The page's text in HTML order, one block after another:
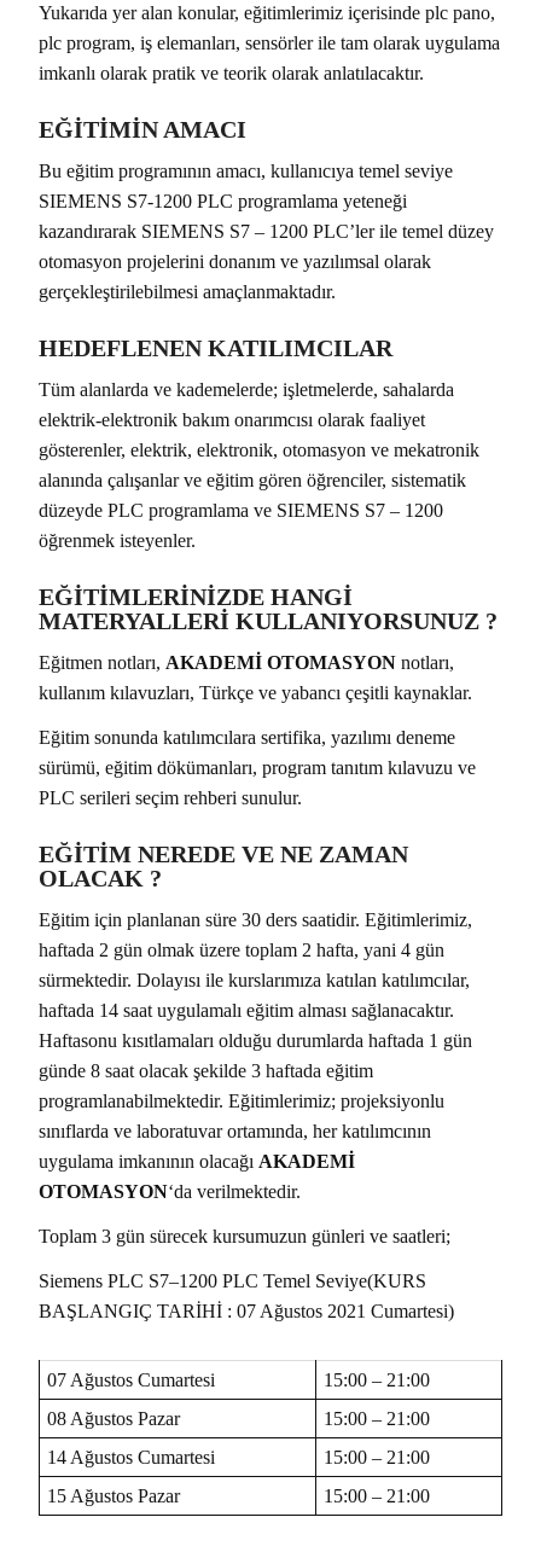
Yukarıda yer alan konular, eğitimlerimiz içerisinde plc pano,
plc program, iş elemanları, sensörler ile tam olarak uygulama
imkanlı olarak pratik ve teorik olarak anlatılacaktır.
EĞİTİMİN AMACI
Bu eğitim programının amacı, kullanıcıya temel seviye
SIEMENS S7-1200 PLC programlama yeteneği
kazandırarak SIEMENS S7 – 1200 PLC’ler ile temel düzey
otomasyon projelerini donanım ve yazılımsal olarak
gerçekleştirilebilmesi amaçlanmaktadır.
HEDEFLENEN KATILIMCILAR
Tüm alanlarda ve kademelerde; işletmelerde, sahalarda
elektrik-elektronik bakım onarımcısı olarak faaliyet
gösterenler, elektrik, elektronik, otomasyon ve mekatronik
alanında çalışanlar ve eğitim gören öğrenciler, sistematik
düzeyde PLC programlama ve SIEMENS S7 – 1200
öğrenmek isteyenler.
EĞİTİMLERİNİZDE HANGİ
MATERYALLERİ KULLANIYORSUNUZ ?
Eğitmen notları, AKADEMİ OTOMASYON notları,
kullanım kılavuzları, Türkçe ve yabancı çeşitli kaynaklar.
Eğitim sonunda katılımcılara sertifika, yazılımı deneme
sürümü, eğitim dökümanları, program tanıtım kılavuzu ve
PLC serileri seçim rehberi sunulur.
EĞİTİM NEREDE VE NE ZAMAN
OLACAK ?
Eğitim için planlanan süre 30 ders saatidir. Eğitimlerimiz,
haftada 2 gün olmak üzere toplam 2 hafta, yani 4 gün
sürmektedir. Dolayısı ile kurslarımıza katılan katılımcılar,
haftada 14 saat uygulamalı eğitim alması sağlanacaktır.
Haftasonu kısıtlamaları olduğu durumlarda haftada 1 gün
günde 8 saat olacak şekilde 3 haftada eğitim
programlanabilmektedir. Eğitimlerimiz; projeksiyonlu
sınıflarda ve laboratuvar ortamında, her katılımcının
uygulama imkanının olacağı AKADEMİ
OTOMASYON‘da verilmektedir.
Toplam 3 gün sürecek kursumuzun günleri ve saatleri;
Siemens PLC S7–1200 PLC Temel Seviye(KURS
BAŞLANGIÇ TARİHİ : 07 Ağustos 2021 Cumartesi)
07 Ağustos Cumartesi
15:00 – 21:00
08 Ağustos Pazar
15:00 – 21:00
14 Ağustos Cumartesi
15:00 – 21:00
15 Ağustos Pazar
15:00 – 21:00